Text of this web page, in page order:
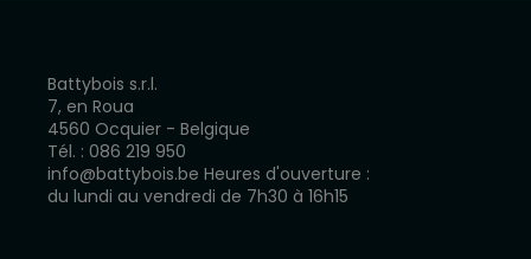
Battybois s.r.l.
7, en Roua
4560 Ocquier - Belgique
Tél. : 086 219 950
info@battybois.be Heures d'ouverture :
du lundi au vendredi de 7h30 à 16h15